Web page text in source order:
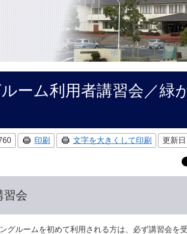
ーム利用者講習会／緑
印刷 文字を大きくして印刷 更新
習会
グルームを初めて利用される方は、必ず講習会を